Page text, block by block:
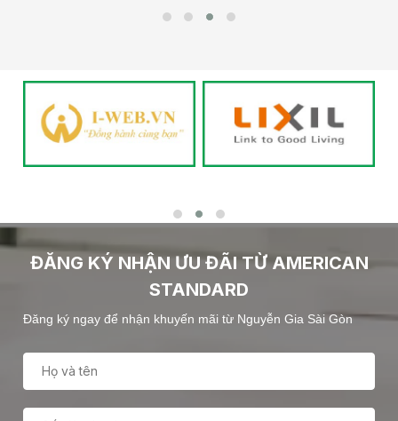
ĐĂNG KÝ NHẬN ƯU ĐÃI TỪ AMERICAN
STANDARD
Đăng ký ngay để nhận khuyến mãi từ Nguyễn Gia Sài Gòn